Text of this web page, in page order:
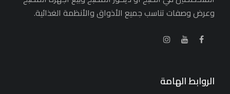
وعرض وصفات تناسب جميع الأذواق والأنظمة الغذائية.
الروابط الهامة